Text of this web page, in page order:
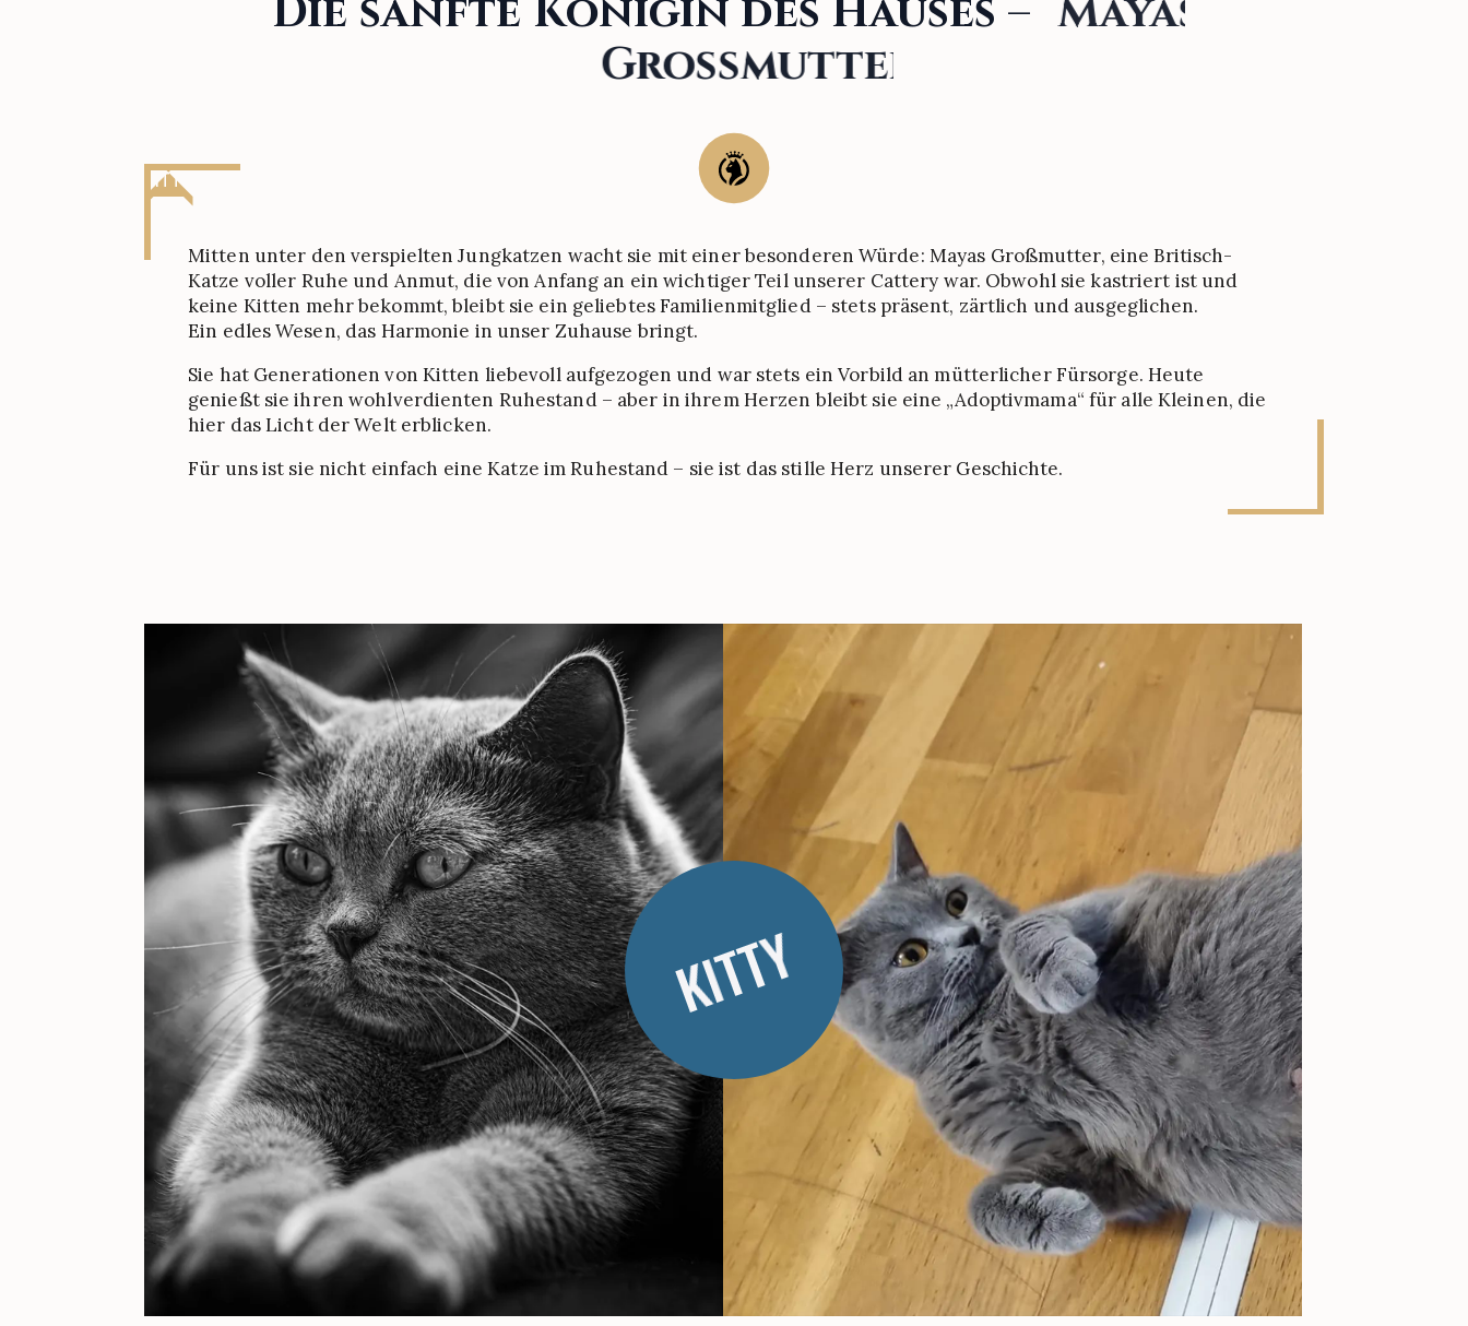
Die sanfte Königin des Hauses – Mayas
Großmutter
Mitten unter den verspielten Jungkatzen wacht sie mit einer besonderen Würde: Mayas Großmutter, eine Britisch-
Katze voller Ruhe und Anmut, die von Anfang an ein wichtiger Teil unserer Cattery war. Obwohl sie kastriert ist und
keine Kitten mehr bekommt, bleibt sie ein geliebtes Familienmitglied – stets präsent, zärtlich und ausgeglichen.
Ein edles Wesen, das Harmonie in unser Zuhause bringt.
Sie hat Generationen von Kitten liebevoll aufgezogen und war stets ein Vorbild an mütterlicher Fürsorge. Heute
genießt sie ihren wohlverdienten Ruhestand – aber in ihrem Herzen bleibt sie eine „Adoptivmama“ für alle Kleinen, die
hier das Licht der Welt erblicken.
Für uns ist sie nicht einfach eine Katze im Ruhestand – sie ist das stille Herz unserer Geschichte.
KITTY
KITTY